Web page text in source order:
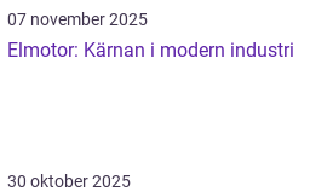
07 november 2025
Elmotor: Kärnan i modern industri
30 oktober 2025